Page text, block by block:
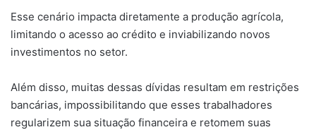
Esse cenário impacta diretamente a produção agrícola,
limitando o acesso ao crédito e inviabilizando novos
investimentos no setor.
Além disso, muitas dessas dívidas resultam em restrições
bancárias, impossibilitando que esses trabalhadores
regularizem sua situação financeira e retomem suas